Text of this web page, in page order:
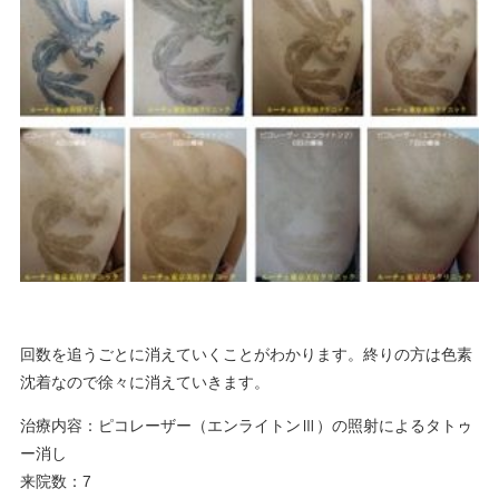
回数を追うごとに消えていくことがわかります。終りの方は色素
沈着なので徐々に消えていきます。
治療内容：ピコレーザー（エンライトンⅢ）の照射によるタトゥ
ー消し
来院数：7